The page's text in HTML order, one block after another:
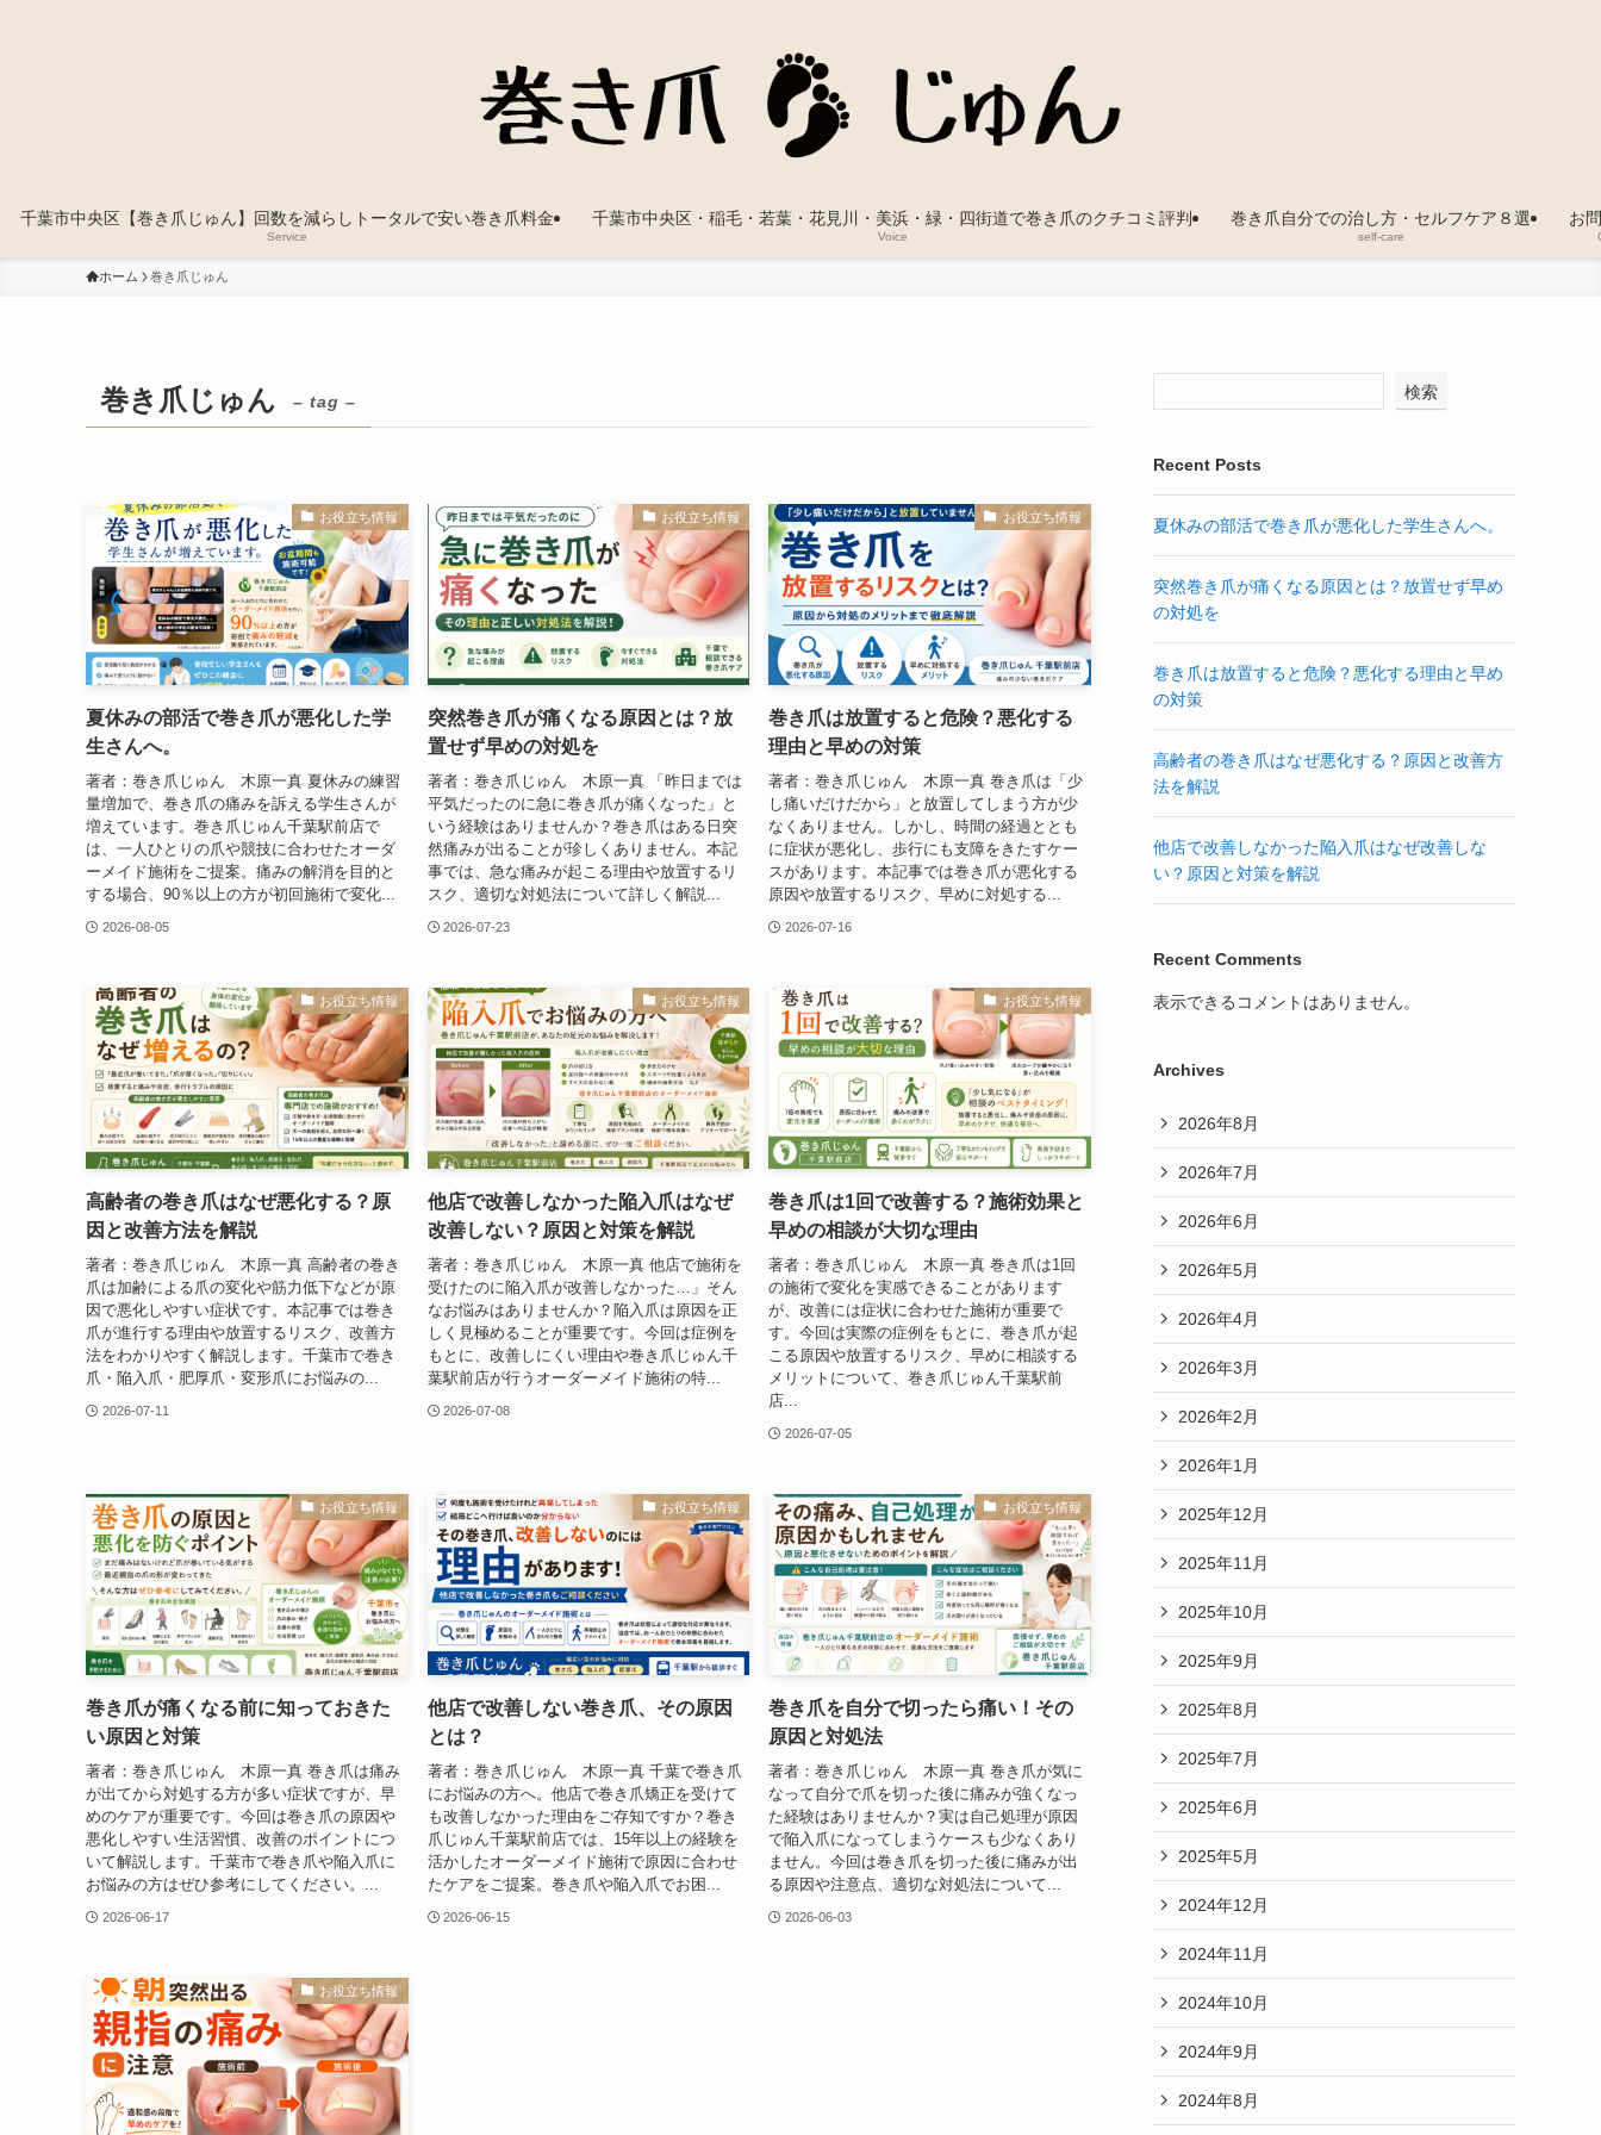
千葉市中央区【巻き爪じゅん】回数を減らしトータルで安い巻き爪料金
Service
千葉市中央区・稲毛・若葉・花見川・美浜・緑・四街道で巻き爪のクチコミ評判
Voice
巻き爪自分での治し方・セルフケア８選
self-care
お
ホーム 巻き爪じゅん
巻き爪じゅん – tag –
お役立ち情報
夏休みの部活で巻き爪が悪化した学
生さんへ。
著者：巻き爪じゅん 木原一真 夏休みの練習
量増加で、巻き爪の痛みを訴える学生さんが
増えています。巻き爪じゅん千葉駅前店で
は、一人ひとりの爪や競技に合わせたオーダ
ーメイド施術をご提案。痛みの解消を目的と
する場合、90％以上の方が初回施術で変化...
2026-08-05
お役立ち情報
突然巻き爪が痛くなる原因とは？放
置せず早めの対処を
著者：巻き爪じゅん 木原一真 「昨日までは
平気だったのに急に巻き爪が痛くなった」と
いう経験はありませんか？巻き爪はある日突
然痛みが出ることが珍しくありません。本記
事では、急な痛みが起こる理由や放置するリ
スク、適切な対処法について詳しく解説...
2026-07-23
お役立ち情報
巻き爪は放置すると危険？悪化する
理由と早めの対策
著者：巻き爪じゅん 木原一真 巻き爪は「少
し痛いだけだから」と放置してしまう方が少
なくありません。しかし、時間の経過ととも
に症状が悪化し、歩行にも支障をきたすケー
スがあります。本記事では巻き爪が悪化する
原因や放置するリスク、早めに対処する...
2026-07-16
お役立ち情報
高齢者の巻き爪はなぜ悪化する？原
因と改善方法を解説
著者：巻き爪じゅん 木原一真 高齢者の巻き
爪は加齢による爪の変化や筋力低下などが原
因で悪化しやすい症状です。本記事では巻き
爪が進行する理由や放置するリスク、改善方
法をわかりやすく解説します。千葉市で巻き
爪・陥入爪・肥厚爪・変形爪にお悩みの...
2026-07-11
お役立ち情報
他店で改善しなかった陥入爪はなぜ
改善しない？原因と対策を解説
著者：巻き爪じゅん 木原一真 他店で施術を
受けたのに陥入爪が改善しなかった…」そん
なお悩みはありませんか？陥入爪は原因を正
しく見極めることが重要です。今回は症例を
もとに、改善しにくい理由や巻き爪じゅん千
葉駅前店が行うオーダーメイド施術の特...
2026-07-08
お役立ち情報
巻き爪は1回で改善する？施術効果と
早めの相談が大切な理由
著者：巻き爪じゅん 木原一真 巻き爪は1回
の施術で変化を実感できることがあります
が、改善には症状に合わせた施術が重要で
す。今回は実際の症例をもとに、巻き爪が起
こる原因や放置するリスク、早めに相談する
メリットについて、巻き爪じゅん千葉駅前
店...
2026-07-05
お役立ち情報
巻き爪が痛くなる前に知っておきた
い原因と対策
著者：巻き爪じゅん 木原一真 巻き爪は痛み
が出てから対処する方が多い症状ですが、早
めのケアが重要です。今回は巻き爪の原因や
悪化しやすい生活習慣、改善のポイントにつ
いて解説します。千葉市で巻き爪や陥入爪に
お悩みの方はぜひ参考にしてください。...
2026-06-17
お役立ち情報
他店で改善しない巻き爪、その原因
とは？
著者：巻き爪じゅん 木原一真 千葉で巻き爪
にお悩みの方へ。他店で巻き爪矯正を受けて
も改善しなかった理由をご存知ですか？巻き
爪じゅん千葉駅前店では、15年以上の経験を
活かしたオーダーメイド施術で原因に合わせ
たケアをご提案。巻き爪や陥入爪でお困...
2026-06-15
お役立ち情報
巻き爪を自分で切ったら痛い！その
原因と対処法
著者：巻き爪じゅん 木原一真 巻き爪が気に
なって自分で爪を切った後に痛みが強くなっ
た経験はありませんか？実は自己処理が原因
で陥入爪になってしまうケースも少なくあり
ません。今回は巻き爪を切った後に痛みが出
る原因や注意点、適切な対処法について...
2026-06-03
お役立ち情報
検索
Recent Posts
夏休みの部活で巻き爪が悪化した学生さんへ。
突然巻き爪が痛くなる原因とは？放置せず早め
の対処を
巻き爪は放置すると危険？悪化する理由と早め
の対策
高齢者の巻き爪はなぜ悪化する？原因と改善方
法を解説
他店で改善しなかった陥入爪はなぜ改善しな
い？原因と対策を解説
Recent Comments
表示できるコメントはありません。
Archives
2026年8月
2026年7月
2026年6月
2026年5月
2026年4月
2026年3月
2026年2月
2026年1月
2025年12月
2025年11月
2025年10月
2025年9月
2025年8月
2025年7月
2025年6月
2025年5月
2024年12月
2024年11月
2024年10月
2024年9月
2024年8月